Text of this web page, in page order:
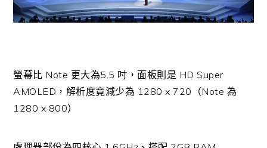
螢幕比 Note 更大為5.5 吋，面板則是 HD Super
AMOLED，解析度竟減少為 1280 x 720（Note 為
1280 x 800）